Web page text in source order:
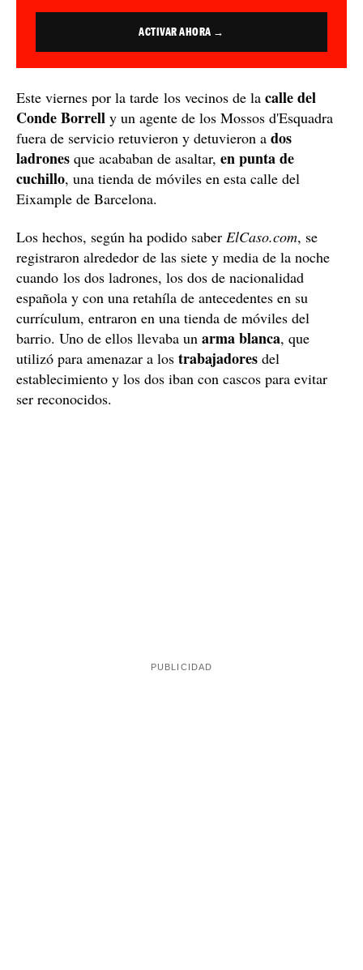
ACTIVAR AHORA →
Este viernes por la tarde los vecinos de la calle del
Conde Borrell y un agente de los Mossos d'Esquadra
fuera de servicio retuvieron y detuvieron a dos
ladrones que acababan de asaltar, en punta de
cuchillo, una tienda de móviles en esta calle del
Eixample de Barcelona.
Los hechos, según ha podido saber ElCaso.com, se
registraron alrededor de las siete y media de la noche
cuando los dos ladrones, los dos de nacionalidad
española y con una retahíla de antecedentes en su
currículum, entraron en una tienda de móviles del
barrio. Uno de ellos llevaba un arma blanca, que
utilizó para amenazar a los trabajadores del
establecimiento y los dos iban con cascos para evitar
ser reconocidos.